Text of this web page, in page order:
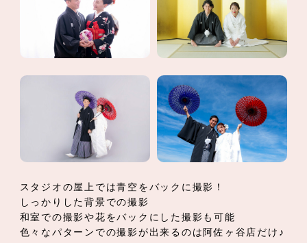
スタジオの屋上では青空をバックに撮影！
しっかりした背景での撮影
和室での撮影や花をバックにした撮影も可能
色々なパターンでの撮影が出来るのは阿佐ヶ谷店だけ♪